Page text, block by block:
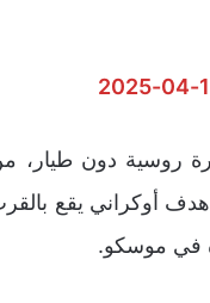
روسية دون طيار،
هدف أوكراني يقع
في موسكو.